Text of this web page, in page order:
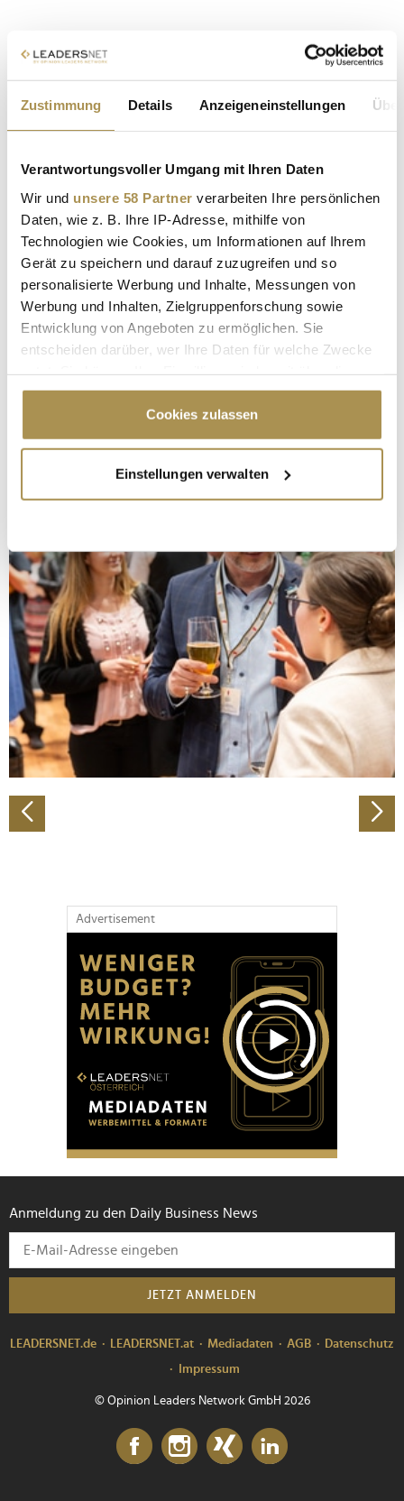
Zustimmung Details Anzeigeneinstellungen
Verantwortungsvoller Umgang mit Ihren Daten
Wir und unsere 58 Partner verarbeiten Ihre persönlichen
Daten, wie z. B. Ihre IP-Adresse, mithilfe von
Technologien wie Cookies, um Informationen auf Ihrem
Gerät zu speichern und darauf zuzugreifen und so
personalisierte Werbung und Inhalte, Messungen von
Werbung und Inhalten, Zielgruppenforschung sowie
Entwicklung von Angeboten zu ermöglichen. Sie
entscheiden darüber, wer Ihre Daten für welche Zwecke
Cookie-Erklärung oder durch Klicken auf das Privacy
Trigger Symbol ändern oder widerrufen
Informationen über Ihre geografische Lage
erfassen, welche bis auf einige Meter genau sein
bestimmten Merkmalen (Fingerprinting) identifizieren
Erfahren Sie mehr darüber, wie Ihre persönlichen Daten
verarbeitet werden, und legen Sie Ihre Präferenzen im
Abschnitt Einzelheiten fest.
Wir verwenden Cookies, um Inhalte und Anzeigen zu
personalisieren, Funktionen für soziale Medien anbieten
zu können und die Zugriffe auf unsere Website zu
analysieren. Außerdem geben wir Informationen zu Ihrer
Verwendung unserer Website an unsere Partner für
Partner führen diese Informationen möglicherweise mit
weiteren Daten zusammen, die Sie ihnen bereitgestellt
Cookies zulassen
Einstellungen verwalten
Advertisement
Anmeldung zu den Daily Business News
JETZT ANMELDEN
LEADERSNET.de LEADERSNET.at Mediadaten AGB
Datenschutz
Impressum
© Opinion Leaders Network GmbH 2026